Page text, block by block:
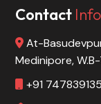
Contact Info
At-
Medinipore,
+91